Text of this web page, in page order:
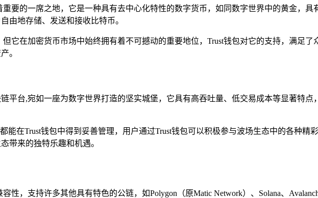
要的一席之地，它是一种具有去中心化特性的数字货币，如同数字世界中的黄金，具
由地存储、发送和接收比特币。
它在加密货币市场中始终拥有着不可撼动的重要地位，Trust钱包对它的支持，满足了
。
平台,宛如一座为数字世界打造的坚实城堡，它具有高吞吐量、低交易成本等显著特点
能在Trust钱包中得到妥善管理，用户通过Trust钱包可以积极参与波场生态中的各种精
带来的独特乐趣和机遇。
性，支持许多其他具有特色的公链，如Polygon（原Matic Network）、Solana、